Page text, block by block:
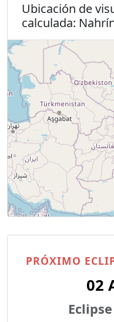
Ubicación de
calculada:
PRÓXIMO
02